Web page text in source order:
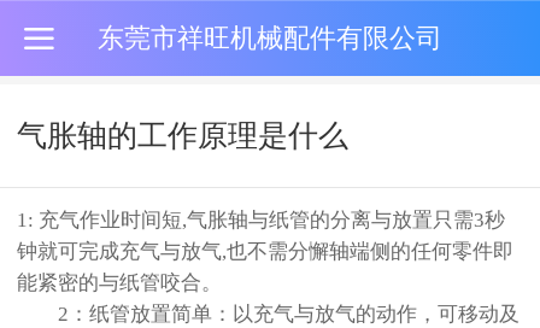
东莞市祥旺机械配件有限公司
气胀轴的工作原理是什么
1: 充气作业时间短,气胀轴与纸管的分离与放置只需3秒
钟就可完成充气与放气,也不需分懈轴端侧的任何零件即
能紧密的与纸管咬合。
2 ：纸管放置简单：以充气与放气的动作，可移动及